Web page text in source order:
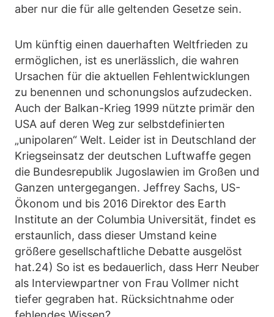
aber nur die für alle geltenden Gesetze sein.
Um künftig einen dauerhaften Weltfrieden zu
ermöglichen, ist es unerlässlich, die wahren
Ursachen für die aktuellen Fehlentwicklungen
zu benennen und schonungslos aufzudecken.
Auch der Balkan-Krieg 1999 nützte primär den
USA auf deren Weg zur selbstdefinierten
„unipolaren“ Welt. Leider ist in Deutschland der
Kriegseinsatz der deutschen Luftwaffe gegen
die Bundesrepublik Jugoslawien im Großen und
Ganzen untergegangen. Jeffrey Sachs, US-
Ökonom und bis 2016 Direktor des Earth
Institute an der Columbia Universität, findet es
erstaunlich, dass dieser Umstand keine
größere gesellschaftliche Debatte ausgelöst
hat.24) So ist es bedauerlich, dass Herr Neuber
als Interviewpartner von Frau Vollmer nicht
tiefer gegraben hat. Rücksichtnahme oder